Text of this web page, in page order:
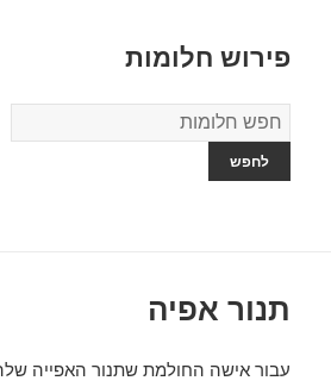
פירוש חלומות
מילון
החלומות
תנור אפיה
עבור אישה החולמת שתנור האפייה